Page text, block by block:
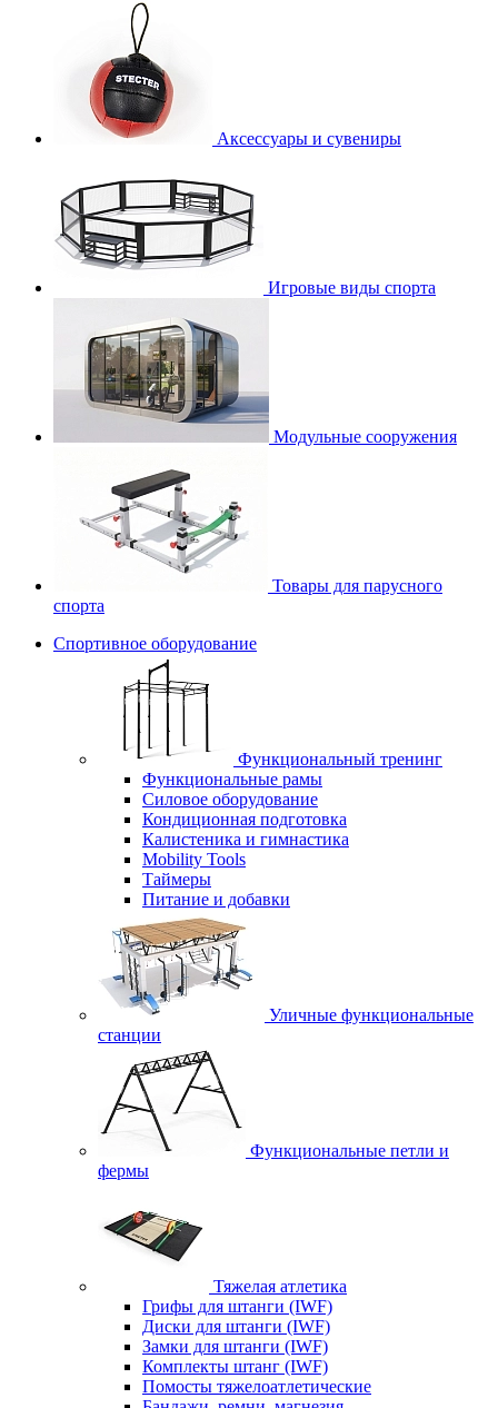
Аксессуары и сувениры
Игровые виды спорта
Модульные сооружения
Товары для парусного
спорта
Спортивное оборудование
Функциональный тренинг
Функциональные рамы
Силовое оборудование
Кондиционная подготовка
Калистеника и гимнастика
Mobility Tools
Таймеры
Питание и добавки
Уличные функциональные
станции
Функциональные петли и
фермы
Тяжелая атлетика
Грифы для штанги (IWF)
Диски для штанги (IWF)
Замки для штанги (IWF)
Комплекты штанг (IWF)
Помосты тяжелоатлетические